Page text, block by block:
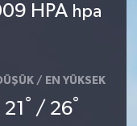
HPA hpa
/ EN YÜKSEK
21 ° / 26°